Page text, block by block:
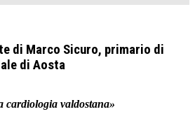
di Marco Sicuro, primario di
di Aosta
cardiologia valdostana»